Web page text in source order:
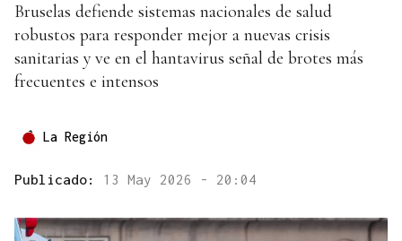
Bruselas defiende sistemas nacionales de salud
robustos para responder mejor a nuevas crisis
sanitarias y ve en el hantavirus señal de brotes más
frecuentes e intensos
La Región
Publicado: 13 May 2026 - 20:04